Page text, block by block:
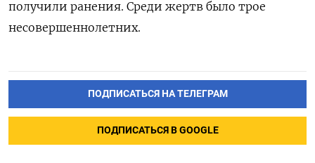
получили ранения. Среди жертв было трое
несовершеннолетних.
ПОДПИСАТЬСЯ НА ТЕЛЕГРАМ
ПОДПИСАТЬСЯ В GOOGLE